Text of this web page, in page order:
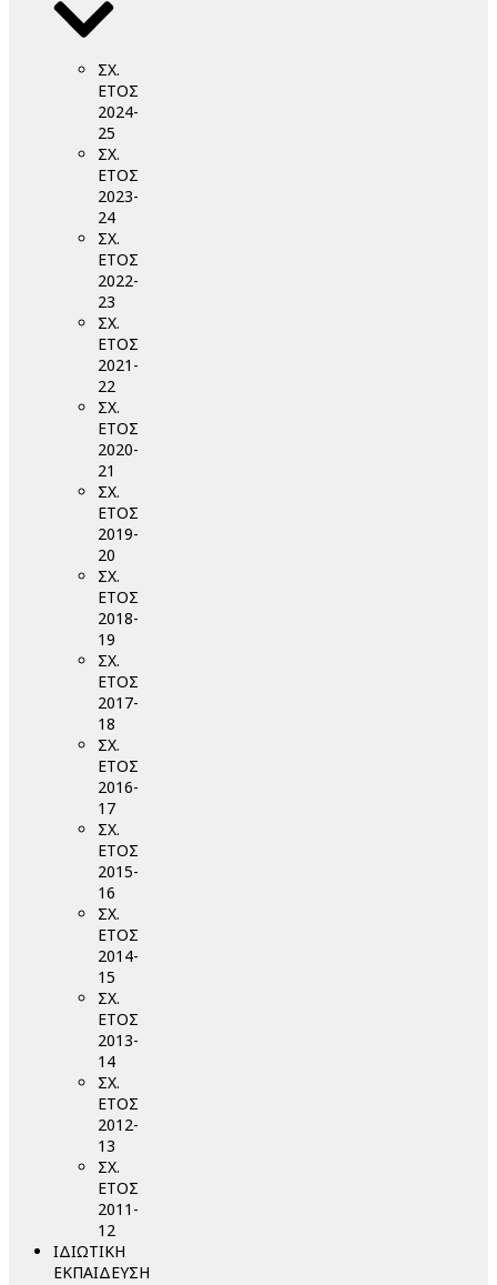
ΣΧ.
ΕΤΟΣ
2024-
25
ΣΧ.
ΕΤΟΣ
2023-
24
ΣΧ.
ΕΤΟΣ
2022-
23
ΣΧ.
ΕΤΟΣ
2021-
22
ΣΧ.
ΕΤΟΣ
2020-
21
ΣΧ.
ΕΤΟΣ
2019-
20
ΣΧ.
ΕΤΟΣ
2018-
19
ΣΧ.
ΕΤΟΣ
2017-
18
ΣΧ.
ΕΤΟΣ
2016-
17
ΣΧ.
ΕΤΟΣ
2015-
16
ΣΧ.
ΕΤΟΣ
2014-
15
ΣΧ.
ΕΤΟΣ
2013-
14
ΣΧ.
ΕΤΟΣ
2012-
13
ΣΧ.
ΕΤΟΣ
2011-
12
ΙΔΙΩΤΙΚΗ
ΕΚΠΑΙΔΕΥΣΗ